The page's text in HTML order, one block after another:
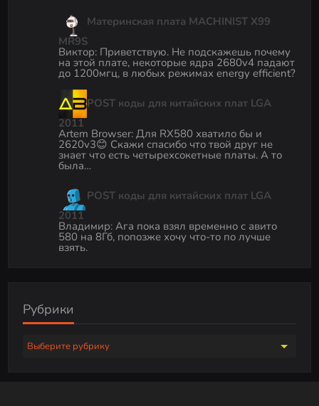
Материнская плата MACHINIST X99
MR9S
Виктор: Приветствую. Не подскажешь почему
на этой плате, некоторые ядра 2680v4 падают
до 1200мгц, в любых режимах energy efficient?
POST коды для китайских плат LGA
2011
Artem Browser:Для RX580 хватило бы и
2620v3😊 Скажи спасибо что твой друг не
знает что есть четырехсокетные платы. А то
была…
POST коды для китайских плат LGA
2011
Владимир:Ага пока взял временно с авито
580 на 8Гб, попозже хочу что-то по лучше
взять.
Рубрики
Р